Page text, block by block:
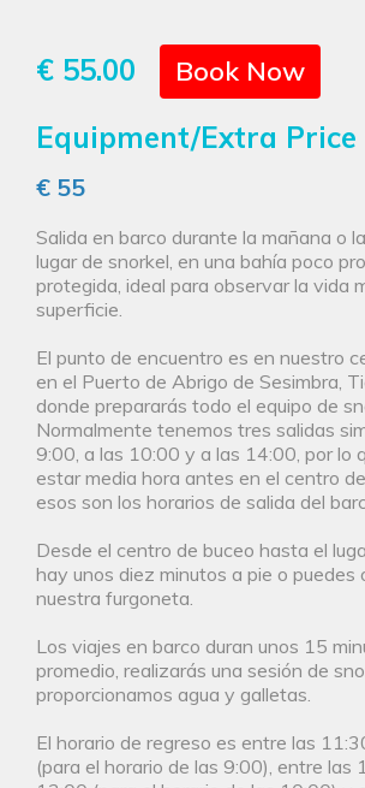
€ 55.00 Book Now
Equipment/Extra Price
€ 55
Salida en barco durante la mañana o
lugar de snorkel, en una bahía poco
protegida, ideal para observar la vida
superficie.
El punto de encuentro es en nuestro
en el Puerto de Abrigo de Sesimbra,
donde prepararás todo el equipo de
Normalmente tenemos tres salidas
9:00, a las 10:00 y a las 14:00, por lo
estar media hora antes en el centro
esos son los horarios de salida del
Desde el centro de buceo hasta el
hay unos diez minutos a pie o puedes
nuestra furgoneta.
Los viajes en barco duran unos 15
promedio, realizarás una sesión de
proporcionamos agua y galletas.
El horario de regreso es entre las
(para el horario de las 9:00), entre las